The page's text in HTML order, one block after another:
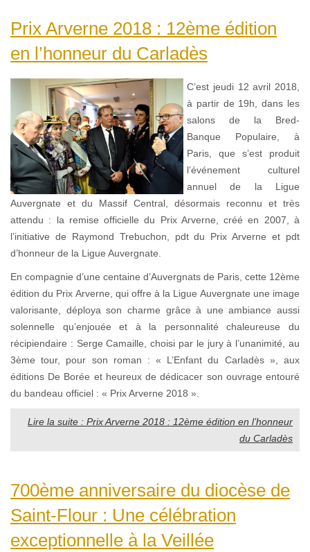
Prix Arverne 2018 : 12ème édition
en l’honneur du Carladès
C’est jeudi 12 avril 2018,
à partir de 19h, dans les
salons de la Bred-
Banque Populaire, à
Paris, que s’est produit
l’événement culturel
annuel de la Ligue
Auvergnate et du Massif Central, désormais reconnu et très
attendu : la remise officielle du Prix Arverne, créé en 2007, à
l’initiative de Raymond Trebuchon, pdt du Prix Arverne et pdt
d’honneur de la Ligue Auvergnate.
En compagnie d’une centaine d’Auvergnats de Paris, cette 12ème
édition du Prix Arverne, qui offre à la Ligue Auvergnate une image
valorisante, déploya son charme grâce à une ambiance aussi
solennelle qu’enjouée et à la personnalité chaleureuse du
récipiendaire : Serge Camaille, choisi par le jury à l’unanimité, au
3ème tour, pour son roman : « L’Enfant du Carladès », aux
éditions De Borée et heureux de dédicacer son ouvrage entouré
du bandeau officiel : « Prix Arverne 2018 ».
Lire la suite : Prix Arverne 2018 : 12ème édition en l’honneur
du Carladès
700ème anniversaire du diocèse de
Saint-Flour : Une célébration
exceptionnelle à la Veillée